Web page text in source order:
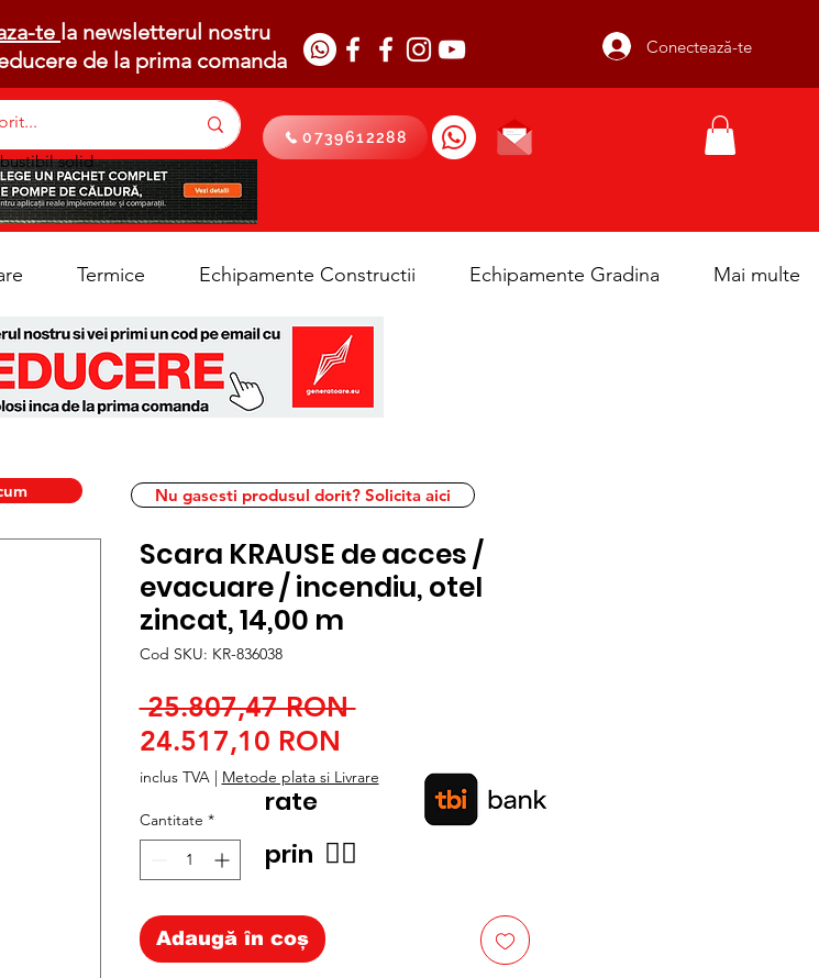
te la newsletterul nostru
de la prima comanda
Conectează-te
0739612288
solid
Termice Echipamente Constructii Echipamente Gradina Mai multe
Scara KRAUSE de acces /
evacuare / incendiu, otel
zincat, 14,00 m
Cod SKU: KR-836038
25.807,47 RON Preț
24.517,10 RON
redus
inclus TVA| Metode plata si Livrare
Cantitate *
Adaugă în coș
rate
prin 👉🏿
Nu gasesti produsul dorit? Solicita aici